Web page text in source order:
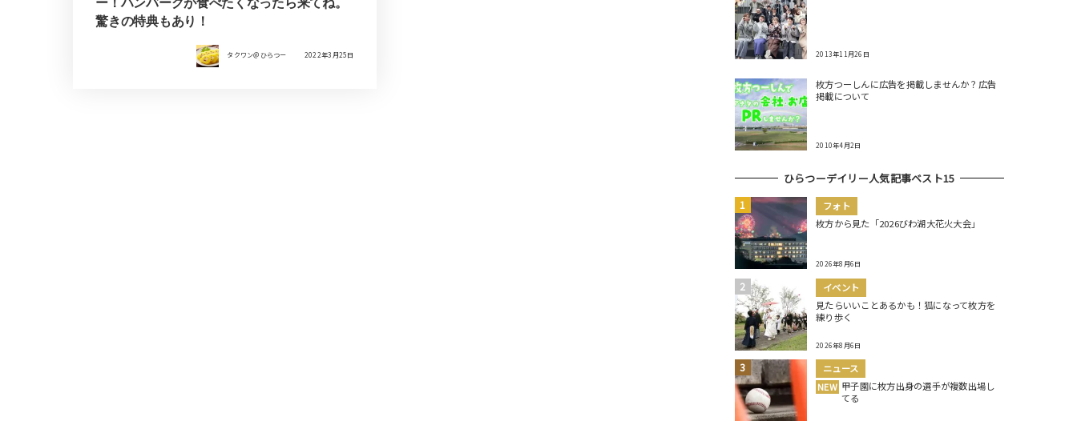
ー！ハンバーグが食べたくなったら来てね。
驚きの特典もあり！
タクワン＠ひらつー 2022年3月25日 2013年11月26日
枚方つーしんに広告を掲載しませんか？広告
掲載について
2010年4月2日
ひらつーデイリー人気記事ベスト15
フォト
枚方から見た「2026びわ湖大花火大会」
2026年8月6日
イベント
見たらいいことあるかも！狐になって枚方を
練り歩く
2026年8月6日
ニュース
NEW 甲子園に枚方出身の選手が複数出場し
てる